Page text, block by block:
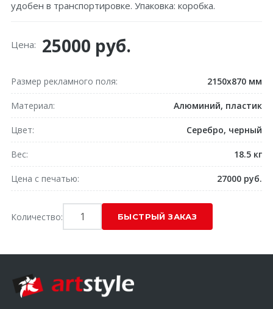
удобен в транспортировке. Упаковка: коробка.
Цена: 25000 руб.
Размер рекламного поля 2150х870 мм
Материал Алюминий, пластик
Цвет Серебро, черный
Вес 18.5 кг
Цена с печатью 27000 руб.
Количество: